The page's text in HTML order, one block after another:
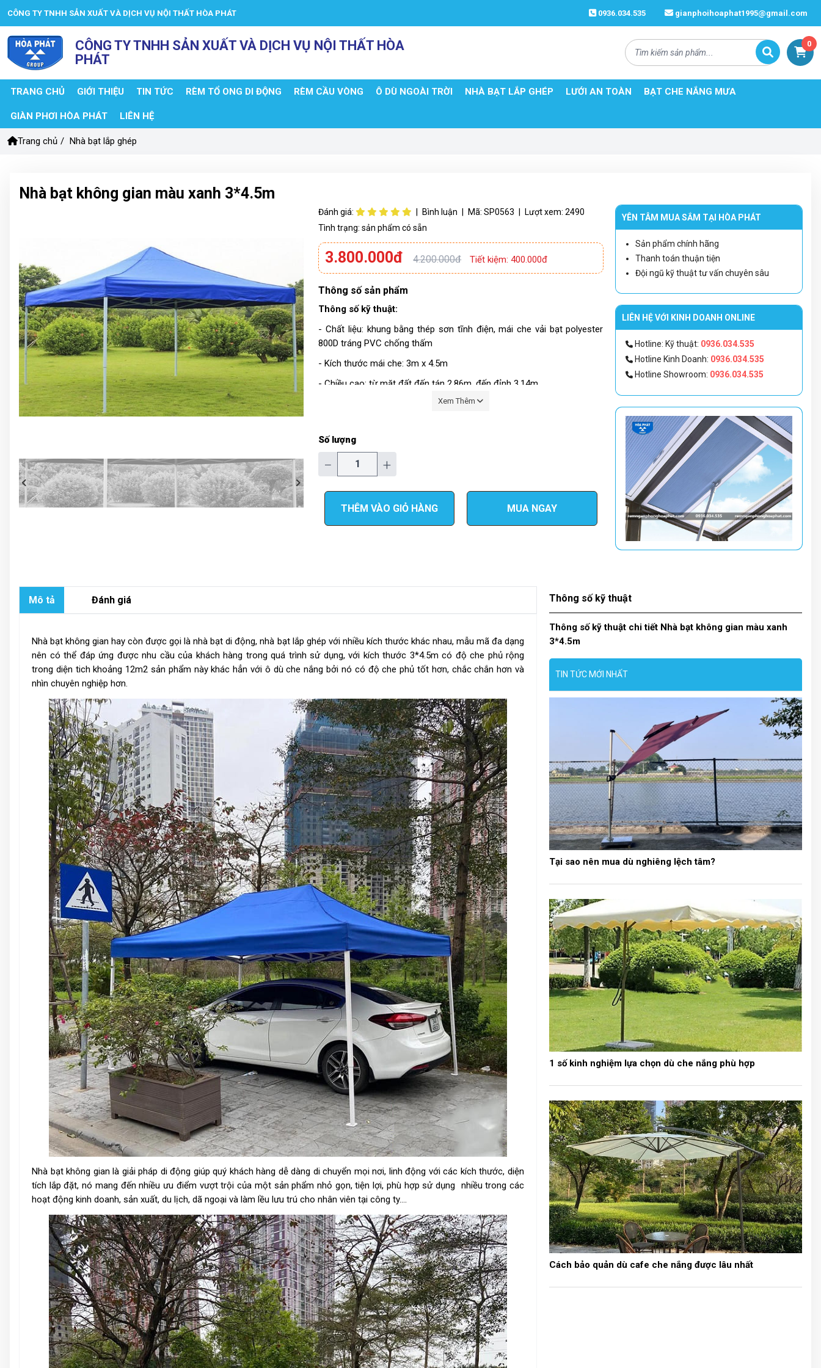
CÔNG TY TNHH SẢN XUẤT VÀ DỊCH VỤ NỘI THẤT HÒA PHÁT 0936.034.535 gianphoihoaphat1995@gmail.com
CÔNG TY TNHH SẢN XUẤT VÀ DỊCH VỤ NỘI THẤT HÒA
PHÁT
0
TRANG CHỦ GIỚI THIỆU TIN TỨC RÈM TỔ ONG DI ĐỘNG RÈM CẦU VÒNG Ô DÙ NGOÀI TRỜI NHÀ BẠT LẮP GHÉP LƯỚI AN TOÀN BẠT CHE NẮNG MƯA
GIÀN PHƠI HÒA PHÁT LIÊN HỆ
Trang chủ / Nhà bạt lắp ghép
Nhà bạt không gian màu xanh 3*4.5m
Đánh giá: Bình luận Mã:SP0563 Lượt xem:2490
Tình trạng:sản phẩm có sẵn
3.800.000đ 4.200.000đ Tiết kiệm: 400.000đ
Thông số sản phẩm
Thông số kỹ thuật:
- Chất liệu: khung bằng thép sơn tĩnh điện, mái che vải bạt polyester
800D tráng PVC chống thấm
- Kích thước mái che: 3m x 4.5m
- Chiều cao: từ mặt đất đến tán 2.86m, đến đỉnh 3.14m
- Màu sắc: màu xanh, màu đỏ, màu trắng
- Kích thước đóng gói: 23x33x148 cm
- Sản phẩm bao gồm: 1 bộ khung đã được lắp ghép hoàn chỉnh và 1
vải bạt mái che.
Xem Thêm
Số lượng
− +
THÊM VÀO GIỎ HÀNG MUA NGAY
YÊN TÂM MUA SẮM TẠI HÒA PHÁT
Sản phẩm chính hãng
Thanh toán thuận tiện
Đội ngũ kỹ thuật tư vấn chuyên sâu
LIÊN HỆ VỚI KINH DOANH ONLINE
Hotline: Kỹ thuật: 0936.034.535
Hotline Kinh Doanh: 0936.034.535
Hotline Showroom: 0936.034.535
Mô tả Đánh giá
Nhà bạt không gian hay còn được gọi là nhà bạt di động, nhà bạt lắp ghép với nhiều kích thước khác nhau, mẫu mã đa dạng
nên có thể đáp ứng được nhu cầu của khách hàng trong quá trình sử dụng, với kích thước 3*4.5m có độ che phủ rộng
trong diện tich khoảng 12m2 sản phẩm này khác hẳn với ô dù che nắng bởi nó có độ che phủ tốt hơn, chắc chắn hơn và
nhìn chuyên nghiệp hơn.
Nhà bạt không gian là giải pháp di động giúp quý khách hàng dễ dàng di chuyển mọi nơi, linh động với các kích thước, diện
tích lắp đặt, nó mang đến nhiều ưu điểm vượt trội của một sản phẩm nhỏ gọn, tiện lợi, phù hợp sử dụng nhiều trong các
hoạt động kinh doanh, sản xuất, du lịch, dã ngoại và làm lều lưu trú cho nhân viên tại công ty….
Thông số kỹ thuật
Thông số kỹ thuật chi tiết Nhà bạt không gian màu xanh
3*4.5m
TIN TỨC MỚI NHẤT
Tại sao nên mua dù nghiêng lệch tâm?
1 số kinh nghiệm lựa chọn dù che nắng phù hợp
Cách bảo quản dù cafe che nắng được lâu nhất